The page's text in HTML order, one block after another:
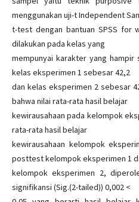
menggunakan uji-t Independent
t-test dengan bantuan SPSS for
dilakukan pada kelas yang
mempunyai karakter yang
kelas eksperimen 1 sebesar 42,2
dan kelas eksperimen 2 sebesar
bahwa nilai rata-rata hasil belajar
kewirausahaan pada kelompok
rata-rata hasil belajar
kewirausahaan kelompok
posttest kelompok eksperimen 1
kelompok eksperimen 2,
signifikansi (Sig.(2-tailed)) 0,002 <